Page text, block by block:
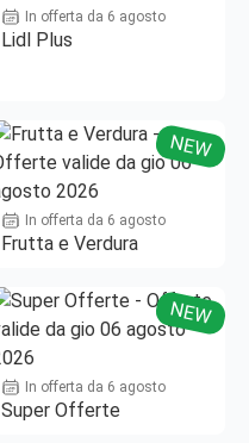
In offerta da 6 agosto
Lidl Plus
NEW
In offerta da 6 agosto
Frutta e Verdura
NEW
In offerta da 6 agosto
Super Offerte